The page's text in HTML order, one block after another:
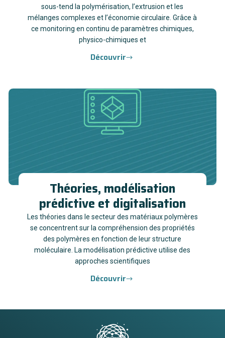
sous-tend la polymérisation, l’extrusion et les
mélanges complexes et l’économie circulaire. Grâce à
ce monitoring en continu de paramètres chimiques,
physico-chimiques et
Découvrir
Théories, modélisation
prédictive et digitalisation
Les théories dans le secteur des matériaux polymères
se concentrent sur la compréhension des propriétés
des polymères en fonction de leur structure
moléculaire. La modélisation prédictive utilise des
approches scientifiques
Découvrir